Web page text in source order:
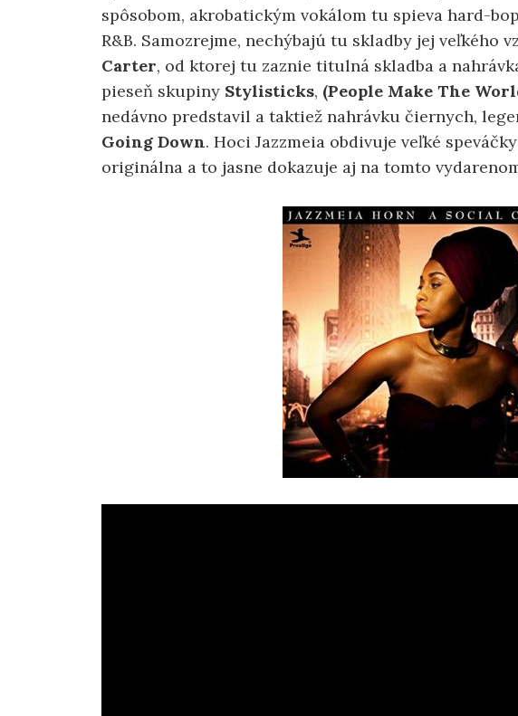
spôsobom, akrobatickým vokálom tu spieva hard-
R&B. Samozrejme, nechýbajú tu skladby jej veľkého
Carter, od ktorej tu zaznie titulná skladba a
pieseň skupiny Stylisticks, (People Make The
nedávno predstavil a taktiež nahrávku čiernych,
Going Down. Hoci Jazzmeia obdivuje veľké
originálna a to jasne dokazuje aj na tomto